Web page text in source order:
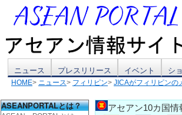
テ
ニュース プレスリリース イベント シ
HOME> ニュース> フィリピン> JICAがフィリピンの
アセアン10カ国情
ASEANPORTALとは？